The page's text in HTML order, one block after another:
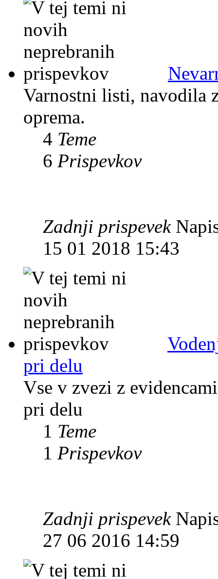
Varnostni listi, navodila
oprema.
4 Teme
6 Prispevkov
Zadnji prispevek
15 01 2018 15:43
pri delu
Vse v zvezi z
pri delu
1 Teme
1 Prispevkov
Zadnji prispevek
27 06 2016 14:59